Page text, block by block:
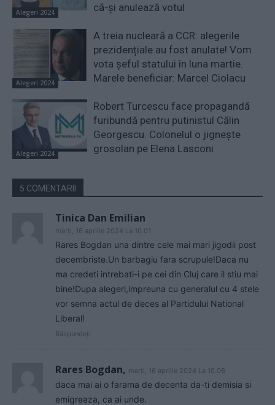
Alegeri 2024
că-și anulează votul
Alegeri 2024
A treia nucleară a CCR: alegerile
prezidențiale au fost anulate! Vom
vota șeful statului în luna martie.
Marele beneficiar: Marcel Ciolacu
Alegeri 2024
Robert Turcescu face propagandă
furibundă pentru putinistul Călin
Georgescu. Colonelul o jignește
grosolan pe Elena Lasconi
5 COMENTARII
Tinica Dan Emilian
marți, 16 aprilie 2024 La 10.01
Rares Bogdan una dintre cele mai mari jigodii post
decembriste.Un barbagiu fara scrupule!Daca nu
ma credeti intrebati-i pe cei din Cluj care il stiu mai
bine!Dupa alegeri,impreuna cu generalul cu 4 stele
vor semna actul de deces al Partidului National
Liberal!
Răspundeți
Rares Bogdan, marți, 16 aprilie 2024 La 10.06
daca mai ai o farama de decenta da-ti demisia si
emigreaza, ca ai unde.